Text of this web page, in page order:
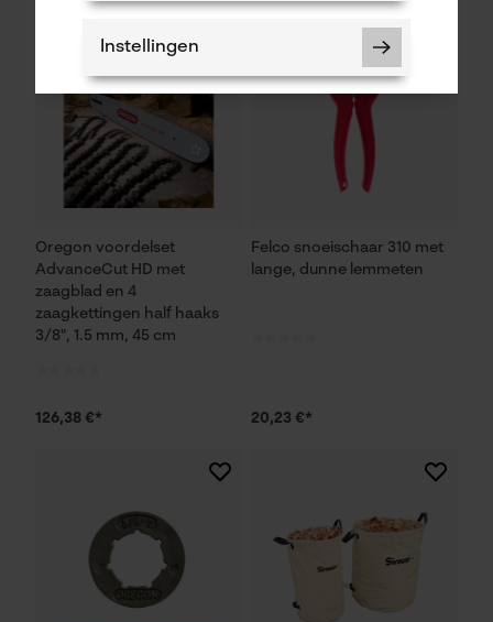
Oregon voordelset
AdvanceCut HD met
zaagblad en 4
zaagkettingen half haaks
3/8", 1.5 mm, 45 cm
126,38 €*
Felco snoeischaar 310 met
lange, dunne lemmeten
20,23 €*
Instellingen
Noodzakelijke Cookies
Session ID
gegevensverwerking opslaan
Mouseflow Web Analytics Tool